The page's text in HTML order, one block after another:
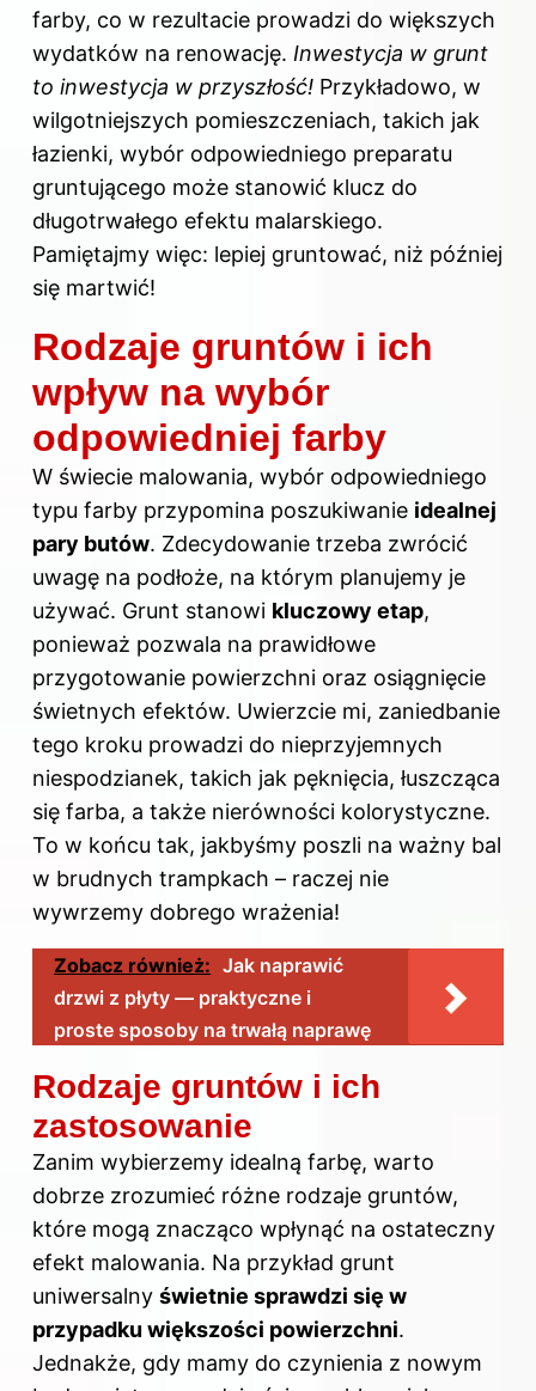
farby, co w rezultacie prowadzi do większych
wydatków na renowację. Inwestycja w grunt
to inwestycja w przyszłość! Przykładowo, w
wilgotniejszych pomieszczeniach, takich jak
łazienki, wybór odpowiedniego preparatu
gruntującego może stanowić klucz do
długotrwałego efektu malarskiego.
Pamiętajmy więc: lepiej gruntować, niż później
się martwić!
Rodzaje gruntów i ich
wpływ na wybór
odpowiedniej farby
W świecie malowania, wybór odpowiedniego
typu farby przypomina poszukiwanie idealnej
pary butów. Zdecydowanie trzeba zwrócić
uwagę na podłoże, na którym planujemy je
używać. Grunt stanowi kluczowy etap,
ponieważ pozwala na prawidłowe
przygotowanie powierzchni oraz osiągnięcie
świetnych efektów. Uwierzcie mi, zaniedbanie
tego kroku prowadzi do nieprzyjemnych
niespodzianek, takich jak pęknięcia, łuszcząca
się farba, a także nierówności kolorystyczne.
To w końcu tak, jakbyśmy poszli na ważny bal
w brudnych trampkach – raczej nie
wywrzemy dobrego wrażenia!
Zobacz również: Jak naprawić
drzwi z płyty — praktyczne i
proste sposoby na trwałą naprawę
Rodzaje gruntów i ich
zastosowanie
Zanim wybierzemy idealną farbę, warto
dobrze zrozumieć różne rodzaje gruntów,
które mogą znacząco wpłynąć na ostateczny
efekt malowania. Na przykład grunt
uniwersalny świetnie sprawdzi się w
przypadku większości powierzchni.
Jednakże, gdy mamy do czynienia z nowym